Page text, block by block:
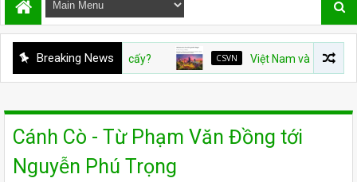
Breaking News CSVN Việt Nam và con số tăng
Cánh Cò - Từ Phạm Văn Đồng tới
Nguyễn Phú Trọng